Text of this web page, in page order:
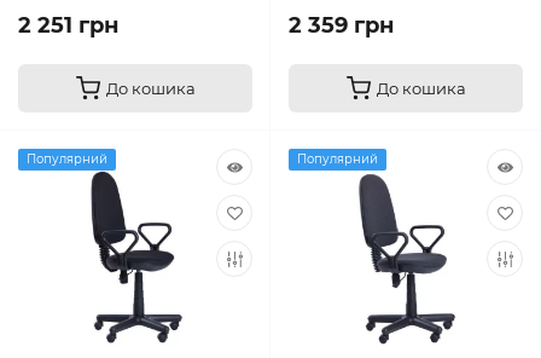
2 251 грн
До кошика
2 359 грн
До кошика
Популярний Популярний